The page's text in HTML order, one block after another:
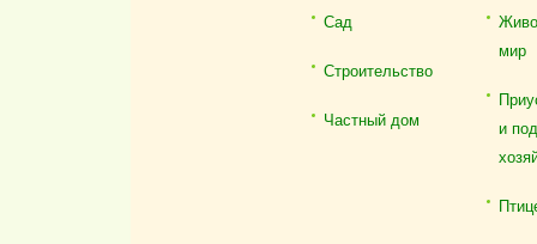
Сад
Строительство
Частный дом
мир
и